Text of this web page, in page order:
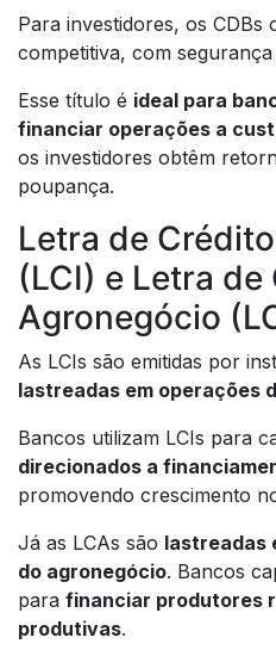
Para investidores, os CDBs
competitiva, com
Esse título é ideal para
financiar operações a
os investidores obtêm
poupança.
Letra de
(LCI) e Letra
Agronegócio
As LCIs são emitidas por
lastreadas em operações
Bancos utilizam LCIs para
direcionados a
promovendo crescimento
Já as LCAs são lastreadas
do agronegócio. Bancos
para financiar produtores
produtivas.